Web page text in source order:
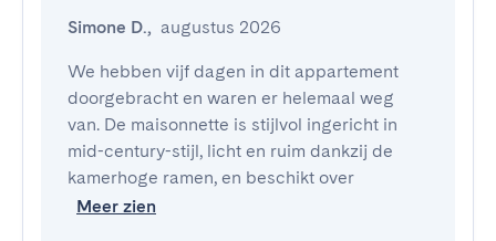
Simone D., augustus 2026
We hebben vijf dagen in dit appartement
doorgebracht en waren er helemaal weg
van. De maisonnette is stijlvol ingericht in
mid-century-stijl, licht en ruim dankzij de
kamerhoge ramen, en beschikt over
Meer zien